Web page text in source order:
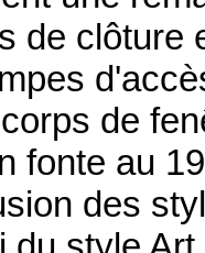
de clôture
de
fonte au
des